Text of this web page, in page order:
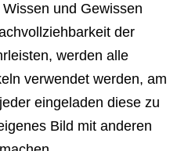
und Gewissen
der
werden alle
verwendet werden, am
eingeladen diese zu
Bild mit anderen